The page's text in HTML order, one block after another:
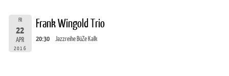
FR
22
APR
2016
Frank Wingold Trio
20:30 Jazzreihe BüZe Kalk